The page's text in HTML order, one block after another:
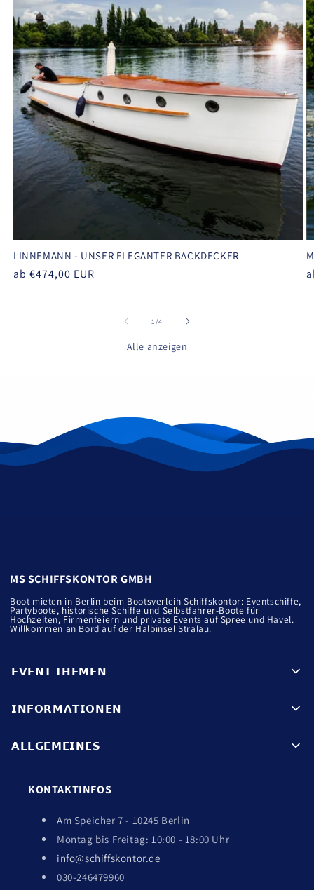
LINNEMANN - UNSER ELEGANTER BACKDECKER
Normaler
ab €474,00 EUR
1/von
4
Alle anzeigen
MS SCHIFFSKONTOR GMBH
Boot mieten in Berlin beim Bootsverleih Schiffskontor: Eventschiffe,
Partyboote, historische Schiffe und Selbstfahrer-Boote für
Hochzeiten, Firmenfeiern und private Events auf Spree und Havel.
Willkommen an Bord auf der Halbinsel Stralau.
𝗘𝗩𝗘𝗡𝗧 𝗧𝗛𝗘𝗠𝗘𝗡
𝖠𝖥𝖳𝖤𝖱𝖶𝖮𝖱𝖪 𝖢𝖨𝖳𝖸-𝖳Ö𝖱𝖭𝖲
𝖶𝖨𝖭𝖳𝖤𝖱𝖥𝖠𝖧𝖱𝖳𝖤𝖭
𝖯𝖠𝖱𝖳𝖸-𝖲𝖢𝖧𝖨𝖥𝖥𝖤
𝗜𝗡𝗙𝗢𝗥𝗠𝗔𝗧𝗜𝗢𝗡𝗘𝗡
𝖠𝖭𝖥𝖱𝖠𝖦𝖤 𝖲𝖤𝖭𝖣𝖤𝖭
𝖶𝖠𝖲𝖲𝖤𝖱𝖱𝖮𝖴𝖳𝖤𝖭
𝖯𝖠𝖱𝖳𝖭𝖤𝖱 & 𝖢𝖮.
𝖧Ä𝖴𝖥𝖨𝖦 𝖦𝖤𝖲𝖳𝖤𝖫𝖫𝖳𝖤 𝖥𝖠𝖱𝖦𝖤𝖭
𝗔𝗟𝗟𝗚𝗘𝗠𝗘𝗜𝗡𝗘𝗦
𝖨𝖬𝖯𝖱𝖤𝖲𝖲𝖴𝖬
𝖶𝖨𝖣𝖤𝖱𝖱𝖴𝖥𝖲𝖱𝖤𝖢𝖧𝖳
𝖡𝖤𝖣𝖨𝖭𝖦𝖴𝖭𝖦𝖤𝖭 (𝖠𝖦𝖡)
𝖪𝖮𝖭𝖳𝖠𝖪𝖳𝖨𝖭𝖥𝖮𝖲
KONTAKTINFOS
Am Speicher 7 - 10245 Berlin
Montag bis Freitag: 10:00 - 18:00 Uhr
info@schiffskontor.de
030-246479960